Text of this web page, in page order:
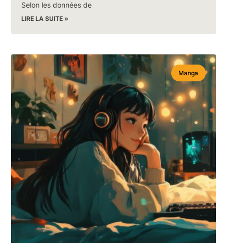
Selon les données de
LIRE LA SUITE »
Manga